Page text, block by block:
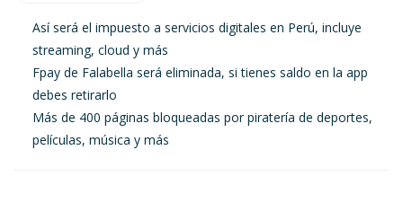
Así será el impuesto a servicios digitales en Perú, incluye
streaming, cloud y más
Fpay de Falabella será eliminada, si tienes saldo en la app
debes retirarlo
Más de 400 páginas bloqueadas por piratería de deportes,
películas, música y más